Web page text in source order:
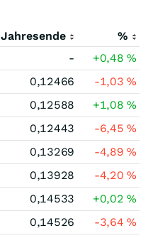
Jahresende
%
- +0,48%
0,12466 -1,03%
0,12588 +1,08%
0,12443 -6,45%
0,13269 -4,89%
0,13928 -4,20%
0,14533 +0,02%
0,14526 -3,64%